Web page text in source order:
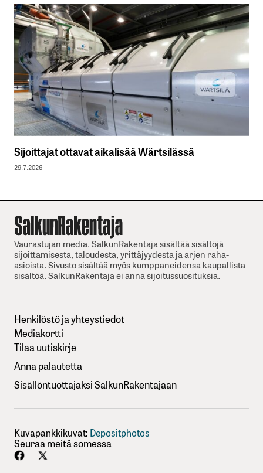
Sijoittajat ottavat aikalisää Wärtsilässä
29.7.2026
Vaurastujan media. SalkunRakentaja sisältää sisältöjä
sijoittamisesta, taloudesta, yrittäjyydesta ja arjen raha-
asioista. Sivusto sisältää myös kumppaneidensa kaupallista
sisältöä. SalkunRakentaja ei anna sijoitussuosituksia.
Henkilöstö ja yhteystiedot
Mediakortti
Tilaa uutiskirje
Anna palautetta
Sisällöntuottajaksi SalkunRakentajaan
Kuvapankkikuvat: Depositphotos
Seuraa meitä somessa